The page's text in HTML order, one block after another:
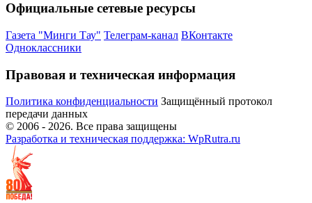
Официальные сетевые ресурсы
Газета "Минги Тау" Телеграм-канал ВКонтакте
Одноклассники
Правовая и техническая информация
Политика конфиденциальности Защищённый протокол
передачи данных
© 2006 - 2026. Все права защищены
Разработка и техническая поддержка: WpRutra.ru